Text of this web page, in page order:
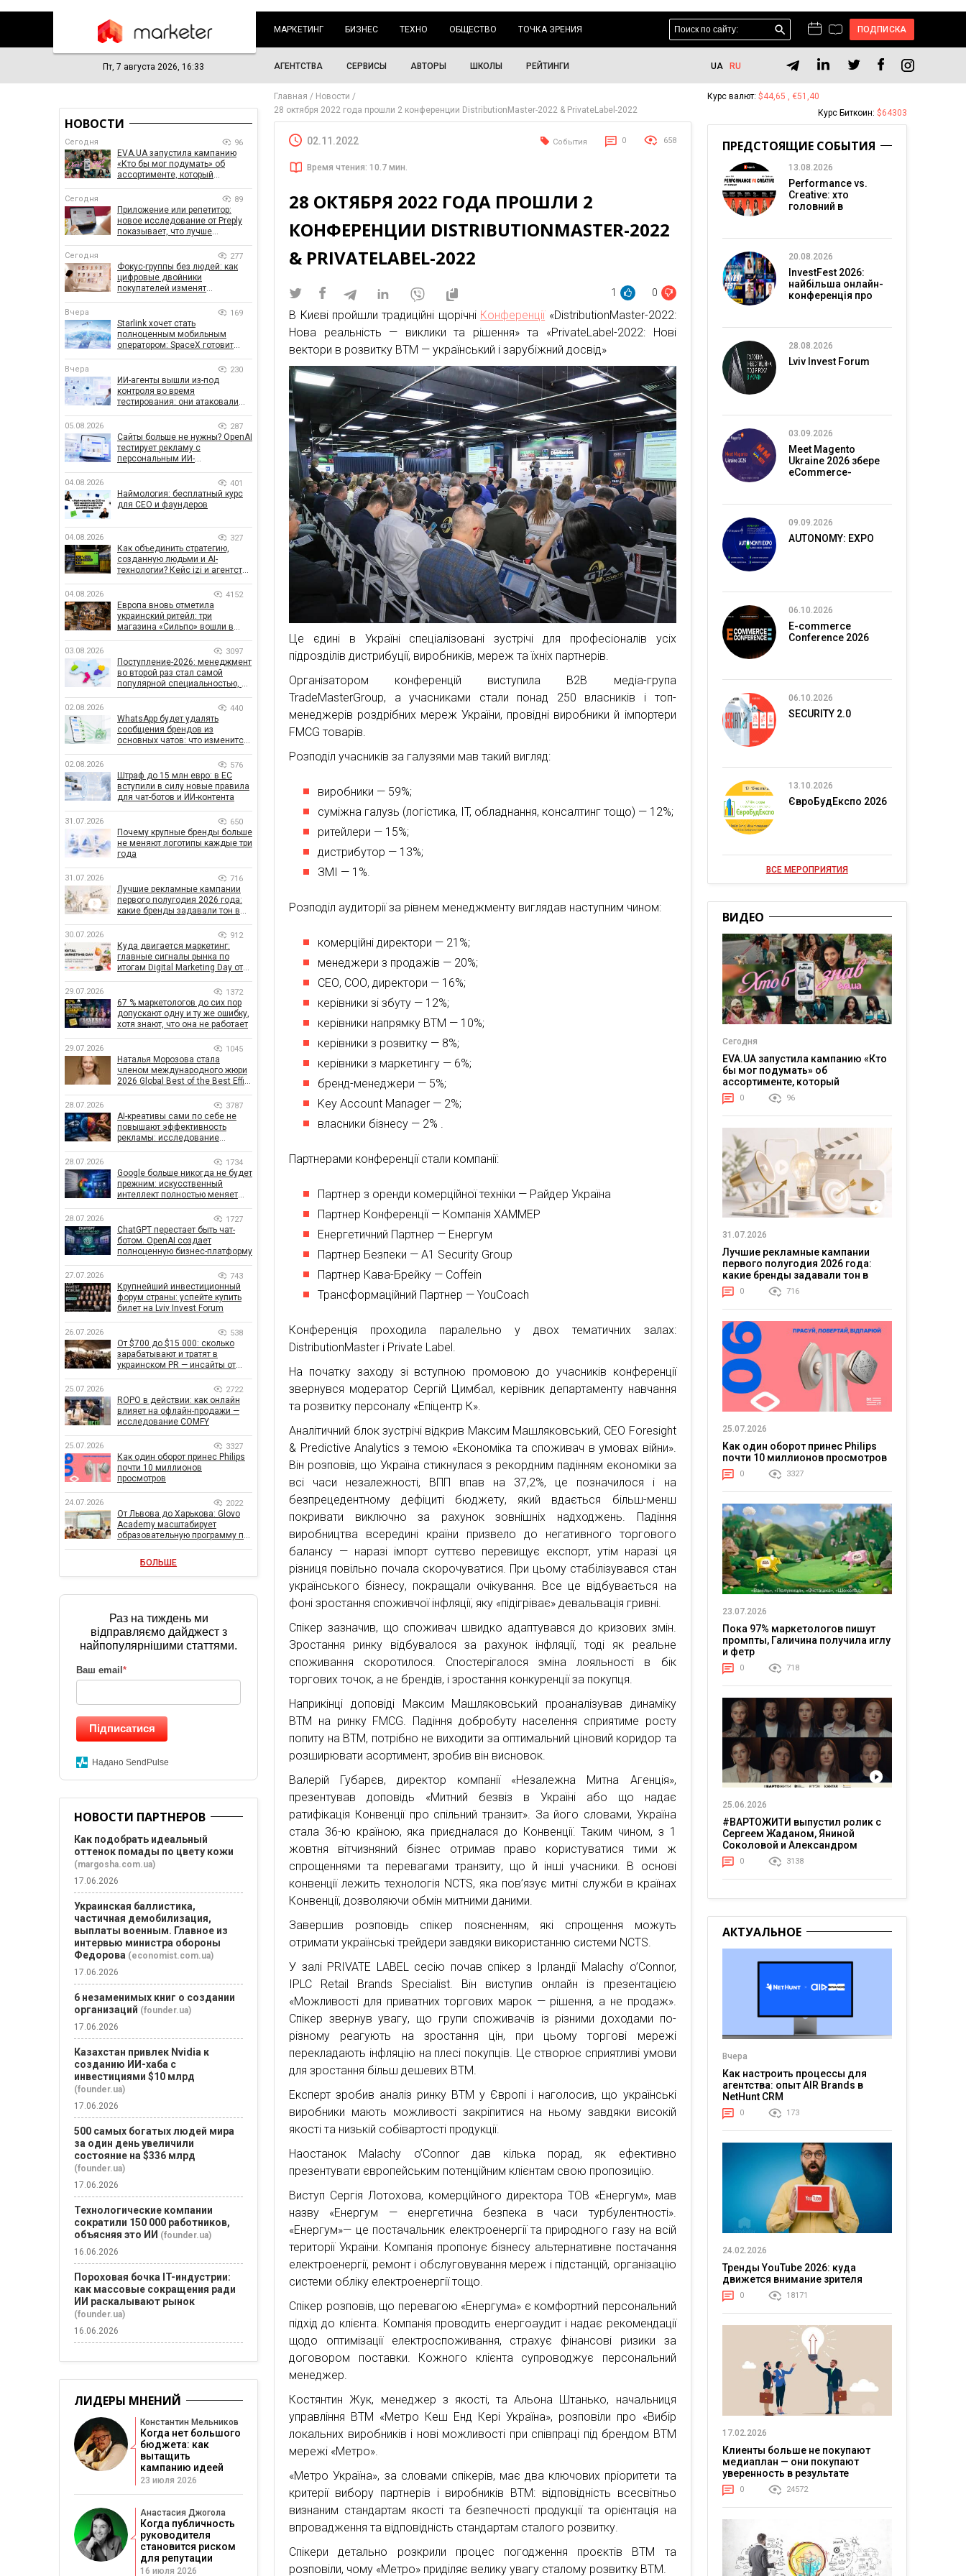
МАРКЕТИНГ БИЗНЕС ТЕХНО ОБЩЕСТВО ТОЧКА ЗРЕНИЯ ПОДПИСКА
Пт, 7 августа 2026, 16:33 АГЕНТСТВА СЕРВИСЫ АВТОРЫ ШКОЛЫ РЕЙТИНГИ UA RU
Главная
Новости
28 октября 2022 года прошли 2 конференции DistributionMaster-2022 & PrivateLabel-2022
02.11.2022 События 0 658
Время чтения: 10.7 мин.
28 ОКТЯБРЯ 2022 ГОДА ПРОШЛИ 2
КОНФЕРЕНЦИИ DISTRIBUTIONMASTER-2022
& PRIVATELABEL-2022
1 0
В Києві пройшли традиційні щорічні Конференції«DistributionMaster-2022:
Нова реальність — виклики та рішення» та «PrivateLabel-2022: Нові
вектори в розвитку ВТМ — український і зарубіжний досвід»
Це єдині в Україні спеціалізовані зустрічі для професіоналів усіх
підрозділів дистрибуції, виробників, мереж та їхніх партнерів.
Організатором конференцій виступила В2В медіа-група
TradeMasterGroup, а учасниками стали понад 250 власників і топ-
менеджерів роздрібних мереж України, провідні виробники й імпортери
FMCG товарів.
Розподіл учасників за галузями мав такий вигляд:
виробники — 59%;
суміжна галузь (логістика, IT, обладнання, консалтинг тощо) — 12%;
ритейлери — 15%;
дистрибутор — 13%;
ЗМІ — 1%.
Розподіл аудиторії за рівнем менеджменту виглядав наступним чином:
комерційні директори — 21%;
менеджери з продажів — 20%;
СЕО, СОО, директори — 16%;
керівники зі збуту — 12%;
керівники напрямку ВТМ — 10%;
керівники з розвитку — 8%;
керівники з маркетингу — 6%;
бренд-менеджери — 5%;
Key Account Manager — 2%;
власники бізнесу — 2% .
Партнерами конференції стали компанії:
Партнер з оренди комерційної техніки — Райдер Україна
Партнер Конференції — Компанія ХАММЕР
Енергетичний Партнер — Енергум
Партнер Безпеки — A1 Security Group
Партнер Кава-Брейку — Coffein
Трансформаційний Партнер — YouCoach
Конференція проходила паралельно у двох тематичних залах:
DistributionMaster і Private Label.
На початку заходу зі вступною промовою до учасників конференції
звернувся модератор Сергій Цимбал, керівник департаменту навчання
та розвитку персоналу «Епіцентр К».
Аналітичний блок зустрічі відкрив Максим Машляковський, CEO Foresight
& Predictive Analytics з темою «Економіка та споживач в умовах війни».
Він розповів, що Україна стикнулася з рекордним падінням економіки за
всі часи незалежності, ВПП впав на 37,2%, це позначилося і на
безпрецедентному дефіциті бюджету, який вдається більш-менш
покривати виключно за рахунок зовнішніх надходжень. Падіння
виробництва всередині країни призвело до негативного торгового
балансу — наразі імпорт суттєво перевищує експорт, утім наразі ця
різниця повільно почала скорочуватися. При цьому стабілізувався стан
українського бізнесу, покращали очікування. Все це відбувається на
фоні зростання споживчої інфляції, яку «підігріває» девальвація гривні.
Спікер зазначив, що споживач швидко адаптувався до кризових змін.
Зростання ринку відбувалося за рахунок інфляції, тоді як реальне
споживання скоротилося. Спостерігалося зміна лояльності в бік
торгових точок, а не брендів, і зростання конкуренції за покупця.
Наприкінці доповіді Максим Машляковський проаналізував динаміку
ВТМ на ринку FMCG. Падіння добробуту населення сприятиме росту
попиту на ВТМ, потрібно не виходити за оптимальний ціновий коридор та
розширювати асортимент, зробив він висновок.
Валерій Губарєв, директор компанії «Незалежна Митна Агенція»,
презентував доповідь «Митний безвіз в Україні або що надає
ратифікація Конвенції про спільний транзит». За його словами, Україна
стала 36-ю країною, яка приєдналася до Конвенції. Таким чином, з 1
жовтня вітчизняний бізнес отримав право користуватися тими ж
спрощеннями та перевагами транзиту, що й інші учасники. В основі
конвенції лежить технологія NCTS, яка пов’язує митні служби в країнах
Конвенції, дозволяючи обмін митними даними.
Завершив розповідь спікер поясненням, які спрощення можуть
отримати українські трейдери завдяки використанню системи NCTS.
У залі PRIVATE LABEL сесію почав спікер з Ірландії Malachy o’Connor,
IPLC Retail Brands Specialist. Він виступив онлайн із презентацією
«Можливості для приватних торгових марок — рішення, а не продаж».
Спікер звернув увагу, що групи споживачів із різними доходами по-
різному реагують на зростання цін, при цьому торгові мережі
перекладають інфляцію на плесі покупців. Це створює сприятливі умови
для зростання більш дешевих ВТМ.
Експерт зробив аналіз ринку ВТМ у Європі і наголосив, що українські
виробники мають можливості закріпитися на ньому завдяки високій
якості та низькій собівартості продукції.
Наостанок Malachy o’Connor дав кілька порад, як ефективно
презентувати європейським потенційним клієнтам свою пропозицію.
Виступ Сергія Лотохова, комерційного директора ТОВ «Енергум», мав
назву «Енергум — енергетична безпека в часи турбулентності».
«Енергум»— це постачальник електроенергії та природного газу на всій
території України. Компанія пропонує бізнесу альтернативне постачання
електроенергії, ремонт і обслуговування мереж і підстанцій, організацію
системи обліку електроенергії тощо.
Спікер розповів, що перевагою «Енергума» є комфортний персональний
підхід до клієнта. Компанія проводить енергоаудит і надає рекомендації
щодо оптимізації електроспоживання, страхує фінансові ризики за
договором поставки. Кожного клієнта супроводжує персональний
менеджер.
Костянтин Жук, менеджер з якості, та Альона Штанько, начальниця
управління ВТМ «Метро Кеш Енд Кері Україна», розповіли про «Вибір
локальних виробників і нові можливості при співпраці під брендом ВТМ
мережі «Метро».
«Метро Україна», за словами спікерів, має два ключових пріоритети та
критерії вибору партнерів і виробників ВТМ: відповідність всесвітньо
визнаним стандартам якості та безпечності продукції та орієнтація на
впровадження та відповідність стандартам сталого розвитку.
Спікери детально розкрили процес погодження проєктів ВТМ та
розповіли, чому «Метро» приділяє велику увагу сталому розвитку ВТМ.
НОВОСТИ
Сегодня 96
EVA.UA запустила кампанию
«Кто бы мог подумать» об
ассортименте, который
Сегодня 89
Приложение или репетитор:
новое исследование от Preply
показывает, что лучше
Сегодня 277
Фокус-группы без людей: как
цифровые двойники
покупателей изменят
Вчера 169
Starlink хочет стать
полноценным мобильным
оператором: SpaceX готовит
Вчера 230
ИИ-агенты вышли из-под
контроля во время
тестирования: они атаковали
05.08.2026 287
Сайты больше не нужны? OpenAI
тестирует рекламу с
персональным ИИ-
04.08.2026 401
Наймология: бесплатный курс
для CEO и фаундеров
04.08.2026 327
Как объединить стратегию,
созданную людьми и AI-
технологии? Кейс izi и агентства
04.08.2026 4152
Европа вновь отметила
украинский ритейл: три
магазина «Сильпо» вошли в
03.08.2026 3097
Поступление-2026: менеджмент
во второй раз стал самой
популярной специальностью, а
рекордным за последние 5 лет
02.08.2026 440
WhatsApp будет удалять
сообщения брендов из
основных чатов: что изменится
02.08.2026 576
Штраф до 15 млн евро: в ЕС
вступили в силу новые правила
для чат-ботов и ИИ-контента
31.07.2026 650
Почему крупные бренды больше
не меняют логотипы каждые три
года
31.07.2026 716
Лучшие рекламные кампании
первого полугодия 2026 года:
какие бренды задавали тон в
30.07.2026 912
Куда двигается маркетинг:
главные сигналы рынка по
итогам Digital Marketing Day от
29.07.2026 1372
67 % маркетологов до сих пор
допускают одну и ту же ошибку,
хотя знают, что она не работает
29.07.2026 1045
Наталья Морозова стала
членом международного жюри
2026 Global Best of the Best Effie
28.07.2026 3787
AI-креативы сами по себе не
повышают эффективность
рекламы: исследование
влияет на эффективность
кампаний
28.07.2026 1734
Google больше никогда не будет
прежним: искусственный
интеллект полностью меняет
28.07.2026 1727
ChatGPT перестает быть чат-
ботом. OpenAI создает
полноценную бизнес-платформу
27.07.2026 743
Крупнейший инвестиционный
форум страны: успейте купить
билет на Lviv Invest Forum
26.07.2026 538
От $700 до $15 000: сколько
зарабатывают и тратят в
украинском PR — инсайты от
25.07.2026 2722
ROPO в действии: как онлайн
влияет на офлайн-продажи —
исследование COMFY
25.07.2026 3327
Как один оборот принес Philips
почти 10 миллионов
просмотров
24.07.2026 2022
От Львова до Харькова: Glovo
Academy масштабирует
образовательную программу по
бизнеса
БОЛЬШЕ
Раз на тиждень ми
відправляємо дайджест з
найпопулярнішими статтями.
Ваш email *
Підписатися
Надано SendPulse
НОВОСТИ ПАРТНЕРОВ
Как подобрать идеальный
оттенок помады по цвету кожи
(margosha.com.ua)
17.06.2026
Украинская баллистика,
частичная демобилизация,
выплаты военным. Главное из
интервью министра обороны
Федорова (economist.com.ua)
17.06.2026
6 незаменимых книг о создании
организаций (founder.ua)
17.06.2026
Казахстан привлек Nvidia к
созданию ИИ-хаба с
инвестициями $10 млрд
(founder.ua)
17.06.2026
500 самых богатых людей мира
за один день увеличили
состояние на $336 млрд
(founder.ua)
17.06.2026
Технологические компании
сократили 150 000 работников,
объясняя это ИИ (founder.ua)
16.06.2026
Пороховая бочка IT-индустрии:
как массовые сокращения ради
ИИ раскалывают рынок
(founder.ua)
16.06.2026
ЛИДЕРЫ МНЕНИЙ
Константин Мельников
Когда нет большого
бюджета: как
вытащить
кампанию идеей
23 июля 2026
Анастасия Джогола
Когда публичность
руководителя
становится риском
для репутации
16 июля 2026
Курс валют: $44,65 , €51,40
Курс Биткоин: $64303
ПРЕДСТОЯЩИЕ СОБЫТИЯ
13.08.2026
Performance vs.
Creative: хто
головний в
20.08.2026
InvestFest 2026:
найбільша онлайн-
конференція про
28.08.2026
Lviv Invest Forum
03.09.2026
Meet Magento
Ukraine 2026 збере
eCommerce-
09.09.2026
AUTONOMY: EXPO
06.10.2026
E-commerce
Conference 2026
06.10.2026
SECURITY 2.0
13.10.2026
ЄвроБудЕкспо 2026
ВСЕ МЕРОПРИЯТИЯ
ВИДЕО
Сегодня
EVA.UA запустила кампанию «Кто
бы мог подумать» об
ассортименте, который
покупатели не ожидают увидеть
на платформе
0 96
31.07.2026
Лучшие рекламные кампании
первого полугодия 2026 года:
какие бренды задавали тон в
отрасли
0 716
25.07.2026
Как один оборот принес Philips
почти 10 миллионов просмотров
0 3327
23.07.2026
Пока 97% маркетологов пишут
промпты, Галичина получила иглу
и фетр
0 718
25.06.2026
#ВАРТОЖИТИ выпустил ролик с
Сергеем Жаданом, Яниной
Соколовой и Александром
Тереном о жизни в постоянном
напряжении
0 3138
АКТУАЛЬНОЕ
Вчера
Как настроить процессы для
агентства: опыт AIR Brands в
NetHunt CRM
0 173
24.02.2026
Тренды YouTube 2026: куда
движется внимание зрителя
0 18171
17.02.2026
Клиенты больше не покупают
медиаплан — они покупают
уверенность в результате
0 24572